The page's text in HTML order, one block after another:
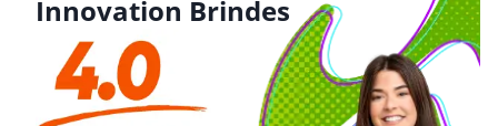
Innovation Brindes